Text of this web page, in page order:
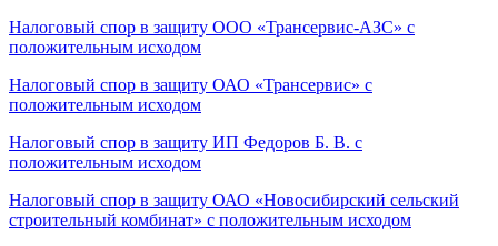
Налоговый спор в защиту ООО «Трансервис-АЗС» с
положительным исходом
Налоговый спор в защиту ОАО «Трансервис» с
положительным исходом
Налоговый спор в защиту ИП Федоров Б. В. с
положительным исходом
Налоговый спор в защиту ОАО «Новосибирский сельский
строительный комбинат» с положительным исходом